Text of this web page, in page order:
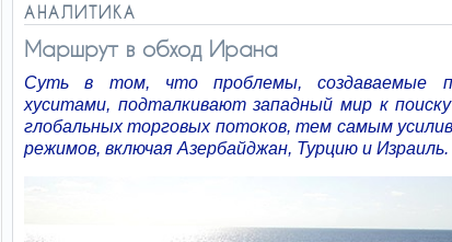
АНАЛИТИКА
Маршрут в обход Ирана
Суть в том, что проблемы, создаваемые
хуситами, подталкивают западный мир к
глобальных торговых потоков, тем самым
режимов, включая Азербайджан, Турцию и Израиль.